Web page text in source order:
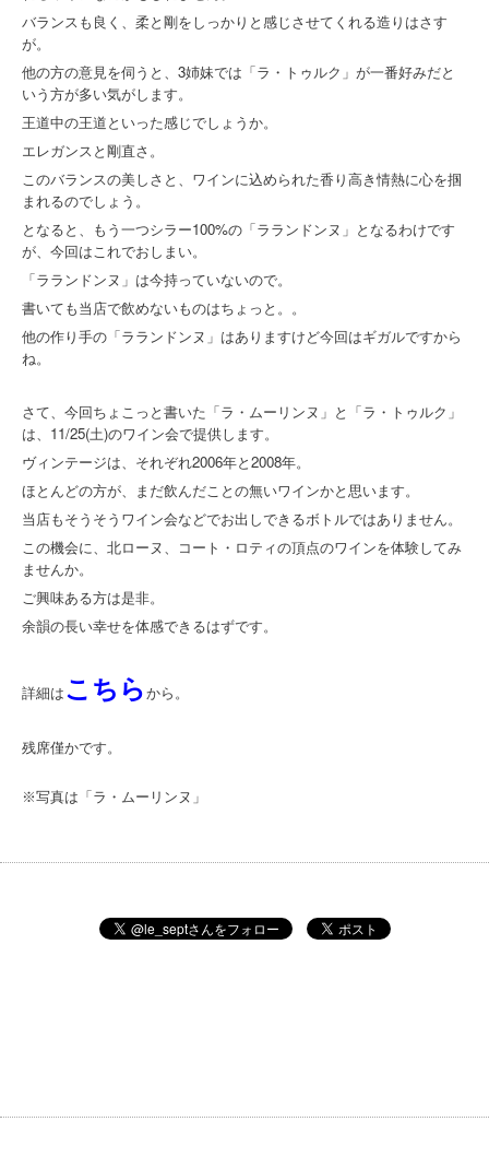
バランスも良く、柔と剛をしっかりと感じさせてくれる造りはさす
が。
他の方の意見を伺うと、3姉妹では「ラ・トゥルク」が一番好みだと
いう方が多い気がします。
王道中の王道といった感じでしょうか。
エレガンスと剛直さ。
このバランスの美しさと、ワインに込められた香り高き情熱に心を掴
まれるのでしょう。
となると、もう一つシラー100%の「ラランドンヌ」となるわけです
が、今回はこれでおしまい。
「ラランドンヌ」は今持っていないので。
書いても当店で飲めないものはちょっと。。
他の作り手の「ラランドンヌ」はありますけど今回はギガルですから
ね。
さて、今回ちょこっと書いた「ラ・ムーリンヌ」と「ラ・トゥルク」
は、11/25(土)のワイン会で提供します。
ヴィンテージは、それぞれ2006年と2008年。
ほとんどの方が、まだ飲んだことの無いワインかと思います。
当店もそうそうワイン会などでお出しできるボトルではありません。
この機会に、北ローヌ、コート・ロティの頂点のワインを体験してみ
ませんか。
ご興味ある方は是非。
余韻の長い幸せを体感できるはずです。
詳細はこちらから。
残席僅かです。
※写真は「ラ・ムーリンヌ」